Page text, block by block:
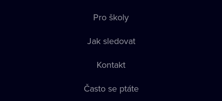
Pro školy
Jak sledovat
Kontakt
Často se ptáte